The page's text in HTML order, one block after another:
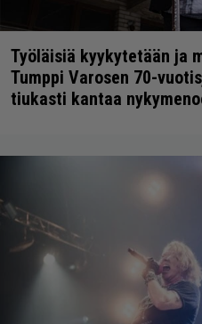
Työläisiä kyykytetään ja
Tumppi Varosen 70-
tiukasti kantaa